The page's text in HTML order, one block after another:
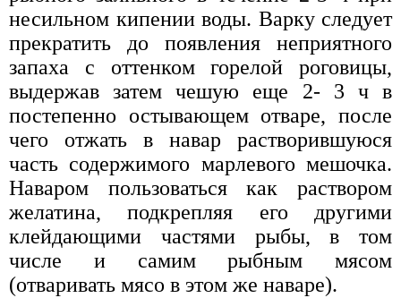
несильном кипении воды. Варку следует
прекратить до появления неприятного
запаха с оттенком горелой роговицы,
выдержав затем чешую еще 2- 3 ч в
постепенно остывающем отваре, после
чего отжать в навар растворившуюся
часть содержимого марлевого мешочка.
Наваром пользоваться как раствором
желатина, подкрепляя его другими
клейдающими частями рыбы, в том
числе и самим рыбным мясом
(отваривать мясо в этом же наваре).